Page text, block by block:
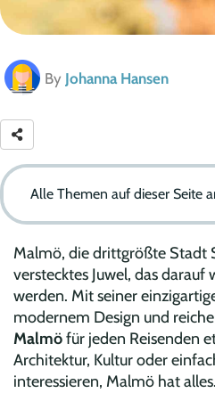
By Johanna Hansen
Alle Themen auf dieser Seite
Malmö, die drittgrößte Stadt
verstecktes Juwel, das darauf
werden. Mit seiner
modernem Design und
Malmöfür jeden Reisenden
Architektur, Kultur oder
interessieren, Malmö hat alles.